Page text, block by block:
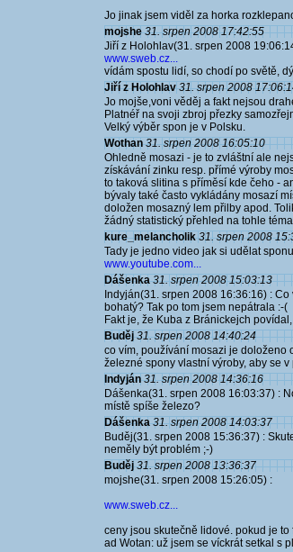
Jo jinak jsem viděl za horka
mojshe 31. srpen 2008 17:42:55
Jiří z Holohlav(31. srpen 2008
www.sweb.cz...
vídám spostu lidí, so chodí po světě,
Jiří z Holohlav 31. srpen 2008
Jo mojše,voni věděj a fakt nejsou
Platnéř na svoji zbroj přezky
Velký výběr spon je v Polsku.
Wothan 31. srpen 2008 16:05:10
Ohledně mosazi - je to zvláštní ale
získávání zinku resp. přímé výroby
to taková slitina s příměsí kde čeho -
bývaly také často vykládány mosazí
doložen mosazný lem přilby apod.
žádný statistický přehled na tohle
kure_melancholik 31. srpen 2008
Tady je jedno video jak si udělat
www.youtube.com...
Dášenka 31. srpen 2008 15:03:13
Indyján(31. srpen 2008 16:36:16) :
bohatý? Tak po tom jsem nepátrala :-(
Fakt je, že Kuba z Bránickejch
Buděj 31. srpen 2008 14:40:24
co vím, používání mosazi je doloženo
železné spony vlastní výroby, aby se
Indyján 31. srpen 2008 14:36:16
Dášenka(31. srpen 2008 16:03:37) :
místě spíše železo?
Dášenka 31. srpen 2008 14:03:37
Buděj(31. srpen 2008 15:36:37) :
neměly být problém ;-)
Buděj 31. srpen 2008 13:36:37
mojshe(31. srpen 2008 15:26:05) :
www.sweb.cz...
ceny jsou skutečně lidové. pokud je
ad Wotan: už jsem se víckrát setkal s